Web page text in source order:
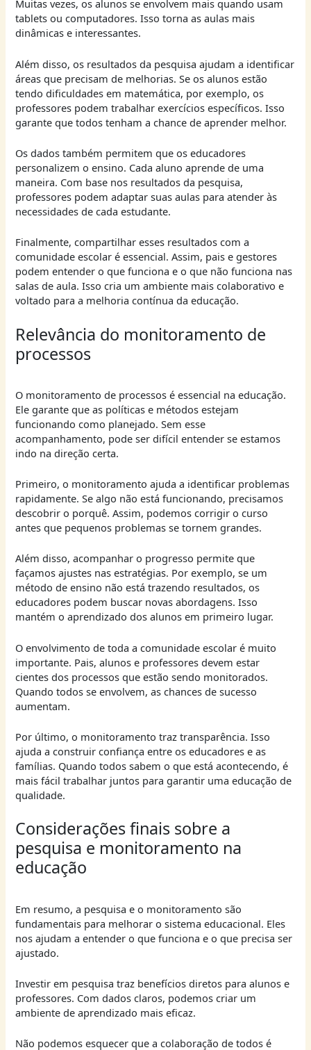
Muitas vezes, os alunos se envolvem mais quando usam
tablets ou computadores. Isso torna as aulas mais
dinâmicas e interessantes.
Além disso, os resultados da pesquisa ajudam a identificar
áreas que precisam de melhorias. Se os alunos estão
tendo dificuldades em matemática, por exemplo, os
professores podem trabalhar exercícios específicos. Isso
garante que todos tenham a chance de aprender melhor.
Os dados também permitem que os educadores
personalizem o ensino. Cada aluno aprende de uma
maneira. Com base nos resultados da pesquisa,
professores podem adaptar suas aulas para atender às
necessidades de cada estudante.
Finalmente, compartilhar esses resultados com a
comunidade escolar é essencial. Assim, pais e gestores
podem entender o que funciona e o que não funciona nas
salas de aula. Isso cria um ambiente mais colaborativo e
voltado para a melhoria contínua da educação.
Relevância do monitoramento de
processos
O monitoramento de processos é essencial na educação.
Ele garante que as políticas e métodos estejam
funcionando como planejado. Sem esse
acompanhamento, pode ser difícil entender se estamos
indo na direção certa.
Primeiro, o monitoramento ajuda a identificar problemas
rapidamente. Se algo não está funcionando, precisamos
descobrir o porquê. Assim, podemos corrigir o curso
antes que pequenos problemas se tornem grandes.
Além disso, acompanhar o progresso permite que
façamos ajustes nas estratégias. Por exemplo, se um
método de ensino não está trazendo resultados, os
educadores podem buscar novas abordagens. Isso
mantém o aprendizado dos alunos em primeiro lugar.
O envolvimento de toda a comunidade escolar é muito
importante. Pais, alunos e professores devem estar
cientes dos processos que estão sendo monitorados.
Quando todos se envolvem, as chances de sucesso
aumentam.
Por último, o monitoramento traz transparência. Isso
ajuda a construir confiança entre os educadores e as
famílias. Quando todos sabem o que está acontecendo, é
mais fácil trabalhar juntos para garantir uma educação de
qualidade.
Considerações finais sobre a
pesquisa e monitoramento na
educação
Em resumo, a pesquisa e o monitoramento são
fundamentais para melhorar o sistema educacional. Eles
nos ajudam a entender o que funciona e o que precisa ser
ajustado.
Investir em pesquisa traz benefícios diretos para alunos e
professores. Com dados claros, podemos criar um
ambiente de aprendizado mais eficaz.
Não podemos esquecer que a colaboração de todos é